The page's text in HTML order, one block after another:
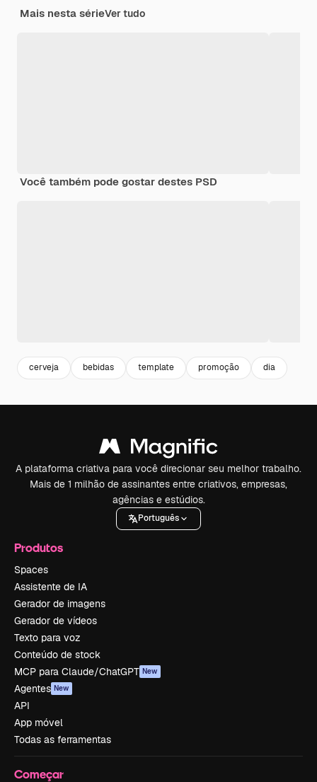
Mais nesta sérieVer tudo
Você também pode gostar destes PSD
cerveja bebidas template promoção dia
A plataforma criativa para você direcionar seu melhor trabalho.
Mais de 1 milhão de assinantes entre criativos, empresas,
agências e estúdios.
Português
Produtos
Spaces
Assistente de IA
Gerador de imagens
Gerador de vídeos
Texto para voz
Conteúdo de stock
MCP para Claude/ChatGPT New
Agentes New
API
App móvel
Todas as ferramentas
Começar